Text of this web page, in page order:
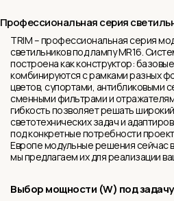
Выбор мощности (W) под задачу
TRIM – профессиональная серия
светильников под лампу MR16.
построена как конструктор:
комбинируются с рамками разных
цветов, супортами, антибликовыми
сменными фильтрами и
гибкость позволяет решать
светотехнических задач и
под конкретные потребности
Европе модульные решения сейчас
мы предлагаем их для реализации
серия